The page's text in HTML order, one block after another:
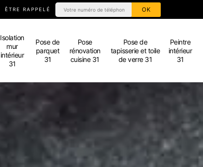
ÊTRE RAPPELÉ
Isolation
mur
intérieur
31
Pose de
parquet
31
Pose
rénovation
cuisine 31
Pose de
tapisserie et toile
de verre 31
Peintre
intérieur
31